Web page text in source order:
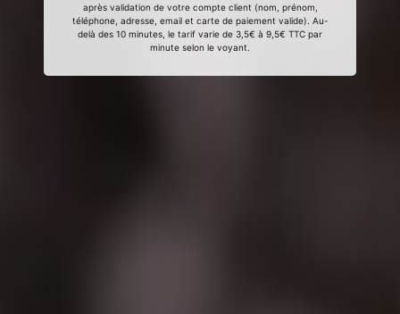
après validation de votre compte client (nom, prénom,
téléphone, adresse, email et carte de paiement valide). Au-
delà des 10 minutes, le tarif varie de 3,5€ à 9,5€ TTC par
minute selon le voyant.